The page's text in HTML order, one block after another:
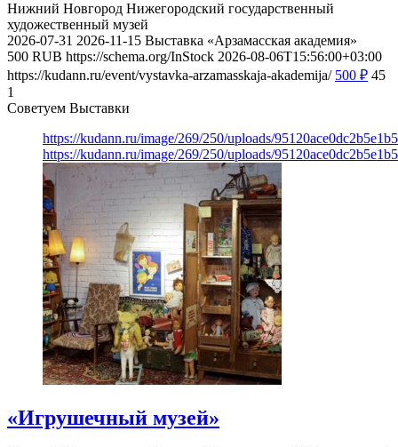
Нижний Новгород Нижегородский государственный
художественный музей
2026-07-31 2026-11-15 Выставка «Арзамасская академия»
500 RUB https://schema.org/InStock 2026-08-06T15:56:00+03:00
https://kudann.ru/event/vystavka-arzamasskaja-akademija/ 500 ₽ 45
1
Советуем Выставки
https://kudann.ru/image/269/250/uploads/
https://kudann.ru/image/269/250/uploads/
«Игрушечный музей»